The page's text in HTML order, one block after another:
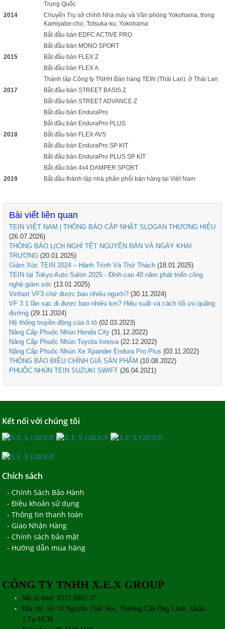
Trung Quốc
2014
Chuyển Trụ sở chính Nhà máy và Văn phòng Yokohama, trong
Kamiyabe-cho, Totsuka-ku, Yokohama
Bắt đầu bán EDFC ACTIVE PRO
Bắt đầu bán MONO SPORT
2015
Bắt đầu bán FLEX Z
Bắt đầu bán FLEX A
Thành lập Công ty TNHH Bán hàng TEIN (Thái Lan). ở Thái Lan
2017
Bắt đầu bán STREET BASIS Z
Bắt đầu bán STREET ADVANCE Z
Bắt đầu bán EnduraPro
Bắt đầu bán EnduraPro PLUS
2018
Bắt đầu bán FLEX AVS
Bắt đầu bán EnduraPro SP KIT
Bắt đầu bán EnduraPro PLUS SP KIT
Bắt đầu bán 4x4 DAMPER SPORT
2019
Bắt đầu thành lập nhà phân phối bán hàng tại Việt Nam
Bài viết liên quan
TEIN VIỆT NAM | THÔNG BÁO CẬP NHẬT SLOGAN THƯƠNG HIỆU
(26.07.2026)
THÔNG BÁO LỊCH NGHỈ TẾT NGUYÊN ĐÁN VÀ NGÀY KHAI
TRƯƠNG(20.01.2025)
Giảm Xóc TEIN 2024 – Hành Trình Và Thử Thách(18.01.2025)
TEIN tại Tokyo Auto Salon 2025 - Đỉnh cao 40 năm phát triển công
nghệ giảm xóc (13.01.2025)
Vinfast VF3 chở được bao nhiêu người?(30.11.2024)
VF 3 1 lần sạc đi được bao nhiêu km? Hiệu suất và cách tối ưu quãng
đường(29.11.2024)
Hệ thống truyền động của ô tô(02.03.2023)
Nâng Cấp Phuộc Nhún Honda City(31.12.2022)
Nâng Cấp Phuộc Nhún Toyota Innova(22.12.2022)
Nâng Cấp Phuộc Nhún Xe Xpander Endura Pro Plus (03.11.2022)
THÔNG BÁO ĐIỀU CHỈNH GIÁ SẢN PHẨM (10.08.2022)
PHUỘC NHÚN TEIN SUZUKI SWIFT(26.04.2021)
Kết nối với chúng tôi
Chích sách
- Chính Sách Bảo Hành
- Điều khoản sử dụng
- Thông tin thanh toán
- Giao Nhận Hàng
- Chính sách bảo mật
- Hướng dẫn mua hàng
CÔNG TY TNHH X.E.X GROUP
Mã số thuế: 0317 6065 37
Địa chỉ: Số 18 Nguyễn Thái Học, Phường Cầu Ông Lãnh, Quận
1,Tp.HCM